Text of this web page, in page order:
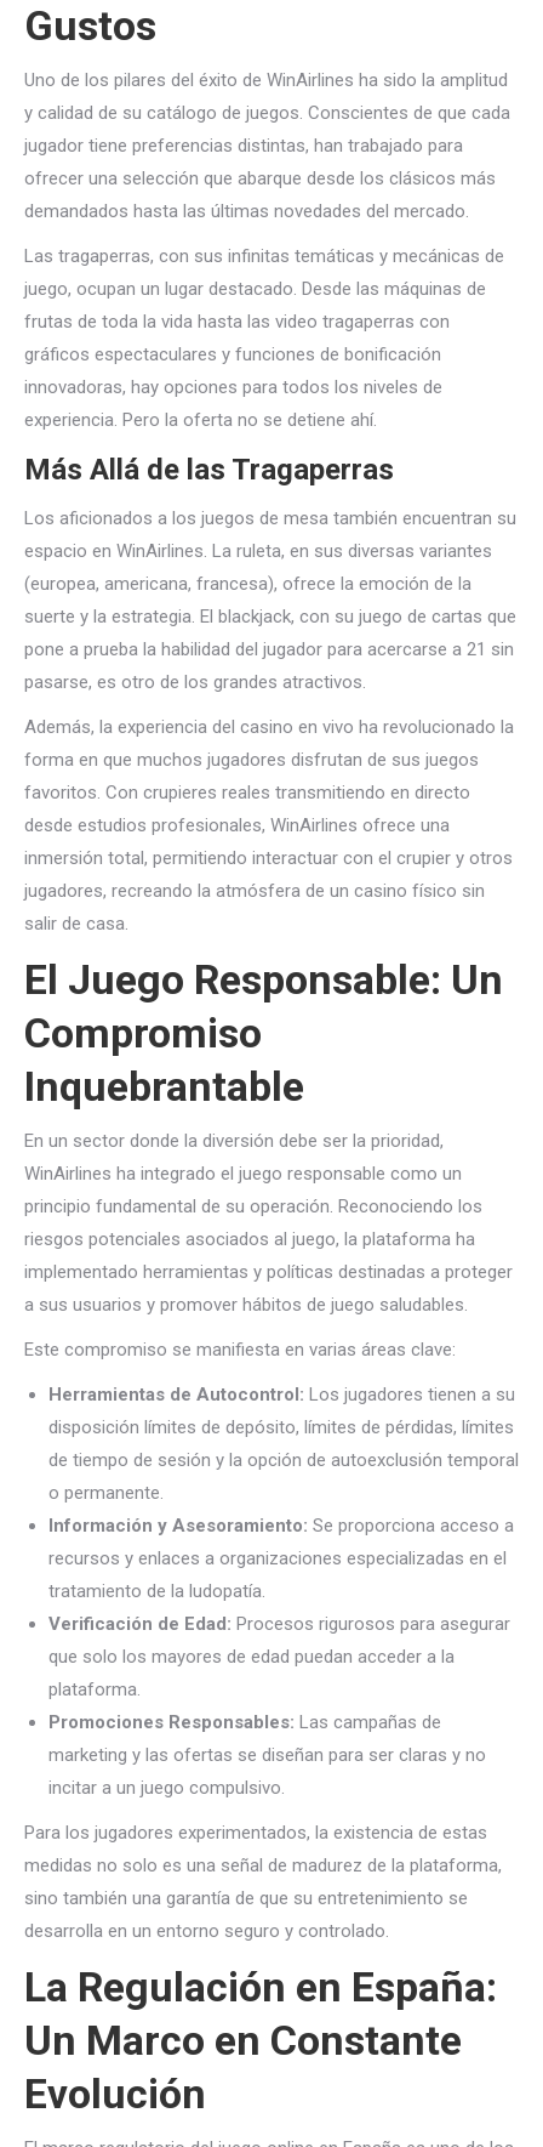
Gustos
Uno de los pilares del éxito de WinAirlines ha sido la amplitud
y calidad de su catálogo de juegos. Conscientes de que cada
jugador tiene preferencias distintas, han trabajado para
ofrecer una selección que abarque desde los clásicos más
demandados hasta las últimas novedades del mercado.
Las tragaperras, con sus infinitas temáticas y mecánicas de
juego, ocupan un lugar destacado. Desde las máquinas de
frutas de toda la vida hasta las video tragaperras con
gráficos espectaculares y funciones de bonificación
innovadoras, hay opciones para todos los niveles de
experiencia. Pero la oferta no se detiene ahí.
Más Allá de las Tragaperras
Los aficionados a los juegos de mesa también encuentran su
espacio en WinAirlines. La ruleta, en sus diversas variantes
(europea, americana, francesa), ofrece la emoción de la
suerte y la estrategia. El blackjack, con su juego de cartas que
pone a prueba la habilidad del jugador para acercarse a 21 sin
pasarse, es otro de los grandes atractivos.
Además, la experiencia del casino en vivo ha revolucionado la
forma en que muchos jugadores disfrutan de sus juegos
favoritos. Con crupieres reales transmitiendo en directo
desde estudios profesionales, WinAirlines ofrece una
inmersión total, permitiendo interactuar con el crupier y otros
jugadores, recreando la atmósfera de un casino físico sin
salir de casa.
El Juego Responsable: Un
Compromiso
Inquebrantable
En un sector donde la diversión debe ser la prioridad,
WinAirlines ha integrado el juego responsable como un
principio fundamental de su operación. Reconociendo los
riesgos potenciales asociados al juego, la plataforma ha
implementado herramientas y políticas destinadas a proteger
a sus usuarios y promover hábitos de juego saludables.
Este compromiso se manifiesta en varias áreas clave:
Herramientas de Autocontrol: Los jugadores tienen a su
disposición límites de depósito, límites de pérdidas, límites
de tiempo de sesión y la opción de autoexclusión temporal
o permanente.
Información y Asesoramiento: Se proporciona acceso a
recursos y enlaces a organizaciones especializadas en el
tratamiento de la ludopatía.
Verificación de Edad: Procesos rigurosos para asegurar
que solo los mayores de edad puedan acceder a la
plataforma.
Promociones Responsables: Las campañas de
marketing y las ofertas se diseñan para ser claras y no
incitar a un juego compulsivo.
Para los jugadores experimentados, la existencia de estas
medidas no solo es una señal de madurez de la plataforma,
sino también una garantía de que su entretenimiento se
desarrolla en un entorno seguro y controlado.
La Regulación en España:
Un Marco en Constante
Evolución